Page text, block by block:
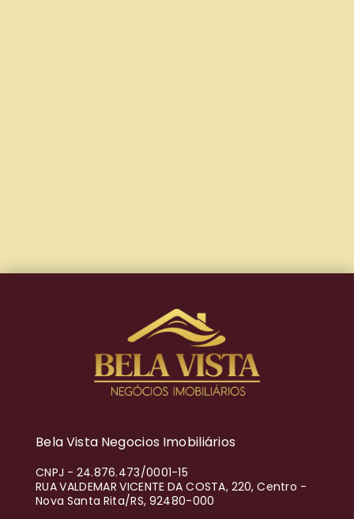
Bela Vista Negocios Imobiliários
CNPJ - 24.876.473/0001-15
RUA VALDEMAR VICENTE DA COSTA, 220, Centro -
Nova Santa Rita/RS, 92480-000